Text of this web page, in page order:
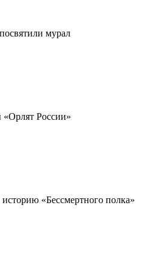
мурал
«Орлят России»
«Бессмертного полка»